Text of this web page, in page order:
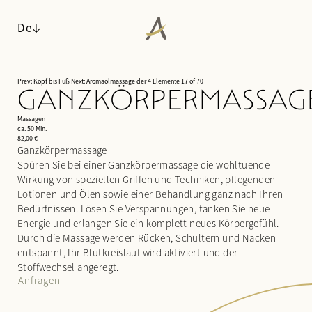
De
ANGERHOF
Philosophie & Geschichte
Panoramalage
Auszeichnungen
Nachhaltigkeit
Impressionen
Karriere
WOHNEN
Zimmer & Suiten
Inklusivleistungen & Wissenswertes
Arrangements
Last minute
Anfragen
Buchen
WALDSPA
Wasserwelt
Saunawelt
Ruheräume
Anwendungen
Day Spa
KULINARIK
¾-Verwöhnpension
AKTIV & KULTUR
Prev: Kopf bis FußNext: Aromaölmassage der 4 Elemente17 of 70
Massagen
ca. 50 Min.
82,00 €
Ganzkörpermassage
Spüren Sie bei einer Ganzkörpermassage die wohltuende
Wirkung von speziellen Griffen und Techniken, pflegenden
Lotionen und Ölen sowie einer Behandlung ganz nach Ihren
Bedürfnissen. Lösen Sie Verspannungen, tanken Sie neue
Energie und erlangen Sie ein komplett neues Körpergefühl.
Durch die Massage werden Rücken, Schultern und Nacken
entspannt, Ihr Blutkreislauf wird aktiviert und der
Stoffwechsel angeregt.
Anfragen